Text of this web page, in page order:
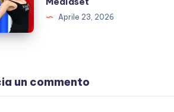
Aprile 23, 2026
un commento